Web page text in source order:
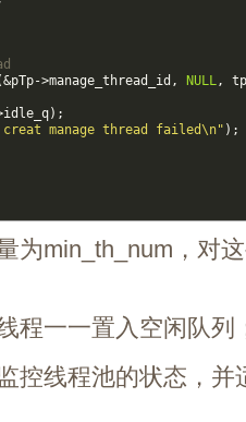
&pTp->manage_thread_id , NULL,
idle_q) ;
manage thread failed\n" ) ;
为min_th_num，对
程一一置入空闲队列
控线程池的状态，并